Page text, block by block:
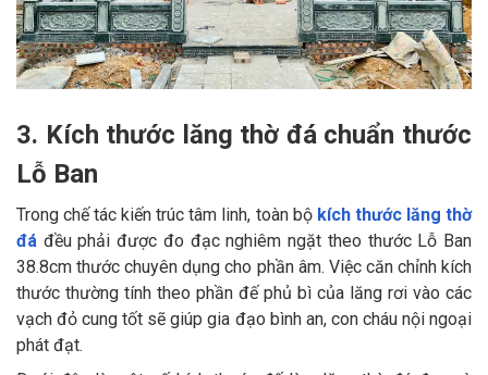
3. Kích thước lăng thờ đá chuẩn thước
Lỗ Ban
Trong chế tác kiến trúc tâm linh, toàn bộ kích thước lăng thờ
đá đều phải được đo đạc nghiêm ngặt theo thước Lỗ Ban
38.8cm thước chuyên dụng cho phần âm. Việc căn chỉnh kích
thước thường tính theo phần đế phủ bì của lăng rơi vào các
vạch đỏ cung tốt sẽ giúp gia đạo bình an, con cháu nội ngoại
phát đạt.